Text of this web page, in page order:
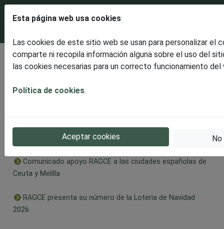
Últimas noticias
TOTAL
Solidaria, dedicada este año al Alzheimer en apoyo a
Comunicado apoyo RAGCE a las ciudades españolas de
Ceuta y Melilla
RAGCE presenta su número de la Loteria de Navidad
2026
Esta página web usa cookies
Las cookies de este sitio web se usan para personalizar el
comparte ni recopila información alguna sobre el uso del
las cookies necesarias para un correcto funcionamiento del
Política de cookies.
Aceptar cookies